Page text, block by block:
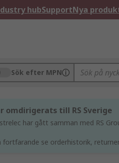
hubSupportNya
Sök efter MPN
omdirigerats till RS Sverige
har gått samman med RS
fortfarande se orderhistorik,